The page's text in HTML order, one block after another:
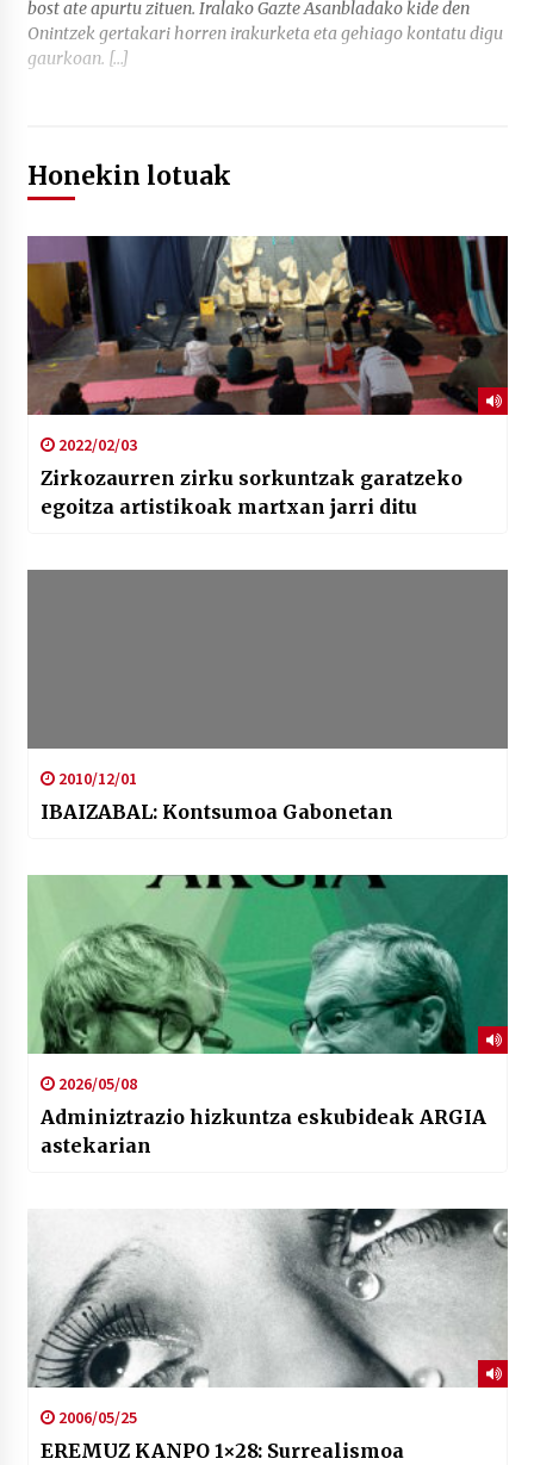
bost ate apurtu zituen. Iralako Gazte Asanbladako kide den
Onintzek gertakari horren irakurketa eta gehiago kontatu digu
gaurkoan. […]
Honekin lotuak
2022/02/03
Zirkozaurren zirku sorkuntzak garatzeko
egoitza artistikoak martxan jarri ditu
2010/12/01
IBAIZABAL: Kontsumoa Gabonetan
2026/05/08
Adminiztrazio hizkuntza eskubideak ARGIA
astekarian
2006/05/25
EREMUZ KANPO 1×28: Surrealismoa